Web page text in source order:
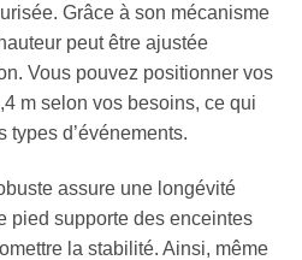
Grâce à son mécanisme
peut être ajustée
Vous pouvez positionner vos
m selon vos besoins, ce qui
types d’événements.
assure une longévité
pied supporte des enceintes
la stabilité. Ainsi, même